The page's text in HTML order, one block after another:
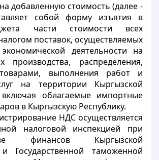
добавленную стоимость (далее -
собой форму изъятия в
части стоимости всех
поставок, осуществляемых
деятельности на
производства, распределения,
выполнения работ и
на территории Кыргызской
включая облагаемые импортные
в Кыргызскую Республику.
НДС осуществляется
налоговой инспекцией при
финансов Кыргызской
Государственной таможенной